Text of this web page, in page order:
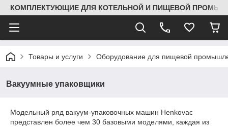
КОМПЛЕКТУЮЩИЕ ДЛЯ КОТЕЛЬНОЙ И ПИЩЕВОЙ
Товары и услуги Оборудование для пищевой
Вакуумные упаковщики
Модельный ряд вакуум-упаковочных машин Henkovac
представлен более чем 30 базовыми моделями, каждая из